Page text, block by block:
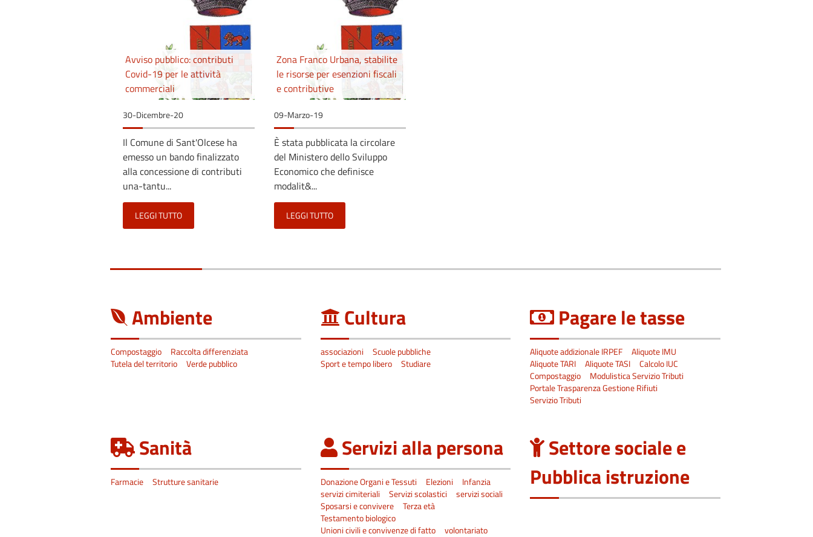
Avviso pubblico: contributi
Covid-19 per le attività
commerciali
30-Dicembre-20
Il Comune di Sant'Olcese ha
emesso un bando finalizzato
alla concessione di contributi
una-tantu...
LEGGI TUTTO
Zona Franco Urbana, stabilite
le risorse per esenzioni fiscali
e contributive
09-Marzo-19
È stata pubblicata la circolare
del Ministero dello Sviluppo
Economico che definisce
modalit&...
LEGGI TUTTO
Ambiente
Compostaggio
Raccolta differenziata
Tutela del territorio
Verde pubblico
Cultura
associazioni
Scuole pubbliche
Sport e tempo libero
Studiare
Pagare le tasse
Aliquote addizionale IRPEF
Aliquote IMU
Aliquote TARI
Aliquote TASI
Calcolo IUC
Compostaggio
Modulistica Servizio Tributi
Portale Trasparenza Gestione Rifiuti
Servizio Tributi
Sanità
Farmacie Strutture sanitarie
Servizi alla persona
Donazione Organi e Tessuti Elezioni
Infanzia
servizi cimiteriali
Servizi scolastici
servizi sociali
Sposarsi e convivere
Terza età
Testamento biologico
Unioni civili e convivenze di fatto
volontariato
Settore sociale e
Pubblica istruzione